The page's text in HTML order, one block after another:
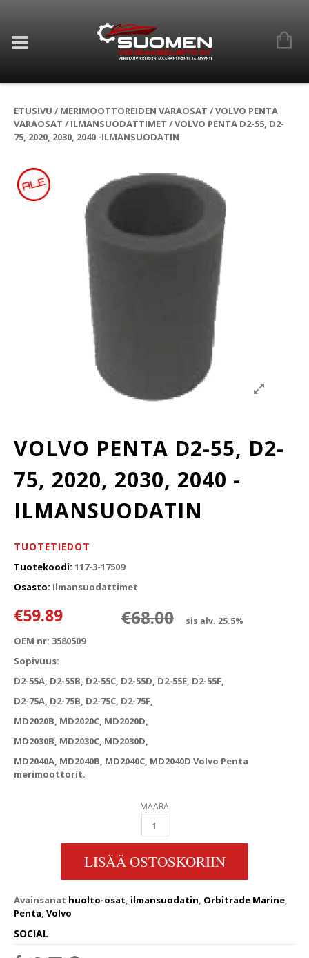
ETUSIVU / MERIMOOTTOREIDEN VARAOSAT /VOLVO PENTA
VARAOSAT / ILMANSUODATTIMET / VOLVO PENTA D2-55, D2-
75, 2020, 2030, 2040 -ILMANSUODATIN
VOLVO PENTA D2-55, D2-
75, 2020, 2030, 2040 -
ILMANSUODATIN
TUOTETIEDOT
Tuotekoodi: 117-3-17509
Osasto: Ilmansuodattimet
€68.00
€59.89 Nykyinen
sis alv. 25.5%
OEM nr: 3580509
Sopivuus:
D2-55A, D2-55B, D2-55C, D2-55D, D2-55E, D2-55F,
D2-75A, D2-75B, D2-75C, D2-75F,
MD2020B, MD2020C, MD2020D,
MD2030B, MD2030C, MD2030D,
MD2040A, MD2040B, MD2040C, MD2040D Volvo Penta
merimoottorit.
MÄÄRÄ
VOLVO PENTA D2-55, D2-75, 2020, 2030,
LISÄÄ OSTOSKORIIN
Avainsanat huolto-osat, ilmansuodatin, Orbitrade Marine,
Penta, Volvo
SOCIAL